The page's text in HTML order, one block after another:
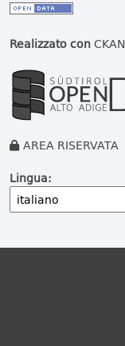
Realizzato conCKAN
AREA RISERVATA
Lingua